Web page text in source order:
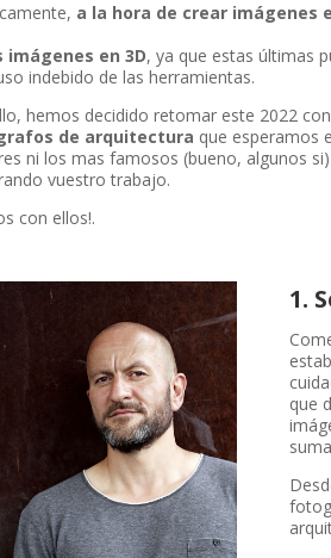
a la hora de crear
imágenes en 3D, ya que estas últimas
indebido de las herramientas.
hemos decidido retomar este 2022
de arquitectura que esperamos
ni los mas famosos (bueno, algunos
vuestro trabajo.
con ellos!.
1.
que